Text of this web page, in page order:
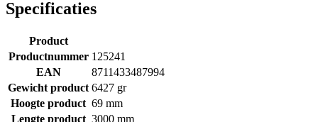
Specificaties
Product
Productnummer 125241
EAN
8711433487994
Gewicht product 6427 gr
Hoogte product 69 mm
Lengte product 3000 mm